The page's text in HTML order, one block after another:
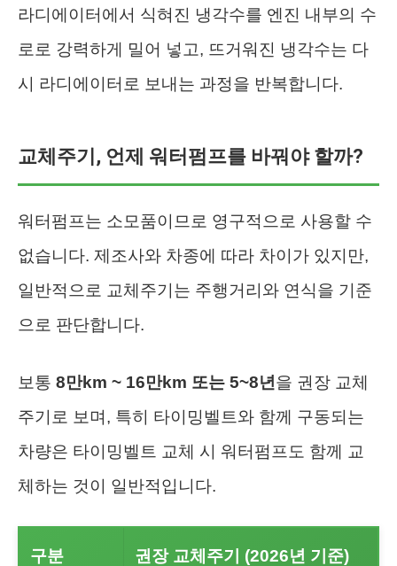
라디에이터에서 식혀진 냉각수를 엔진 내부의 수
로로 강력하게 밀어 넣고, 뜨거워진 냉각수는 다
시 라디에이터로 보내는 과정을 반복합니다.
교체주기, 언제 워터펌프를 바꿔야 할까?
워터펌프는 소모품이므로 영구적으로 사용할 수
없습니다. 제조사와 차종에 따라 차이가 있지만,
일반적으로 교체주기는 주행거리와 연식을 기준
으로 판단합니다.
보통 8만km ~ 16만km 또는 5~8년 을 권장 교체
주기로 보며, 특히 타이밍벨트와 함께 구동되는
차량은 타이밍벨트 교체 시 워터펌프도 함께 교
체하는 것이 일반적입니다.
구분 권장 교체주기 (2026년 기준)